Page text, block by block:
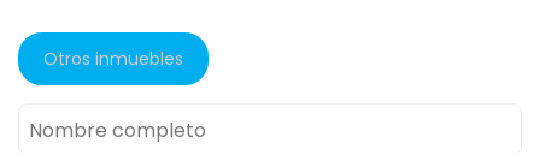
Otros inmuebles